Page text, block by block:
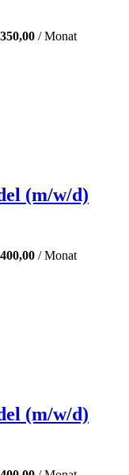
/ Monat
(m/w/d)
/ Monat
(m/w/d)